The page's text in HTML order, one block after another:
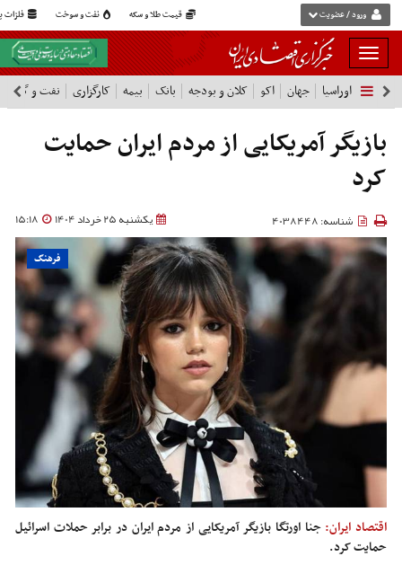
قیمت طلا و سکه نفت و سوخت فلزات ورود / عضویت
بار
و
بسته
نمودن
فهرست
اوراسیا جهان اکو کلان و بودجه بانک بیمه کارگزاری نفت و گاز
بازیگر آمریکایی از مردم ایران حمایت
کرد
یکشنبه 25 خرداد 1404 15:18 شناسه: 4038448
فرهنگ
اقتصاد ایران: جنا اورتگا بازیگر آمریکایی از مردم ایران در برابر حملات اسرائیل
حمایت کرد.